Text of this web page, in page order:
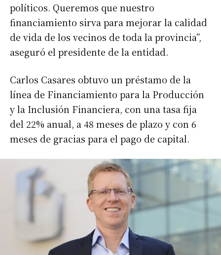
políticos. Queremos que nuestro
financiamiento sirva para mejorar la calidad
de vida de los vecinos de toda la provincia”,
aseguró el presidente de la entidad.
Carlos Casares obtuvo un préstamo de la
línea de Financiamiento para la Producción
y la Inclusión Financiera, con una tasa fija
del 22% anual, a 48 meses de plazo y con 6
meses de gracias para el pago de capital.